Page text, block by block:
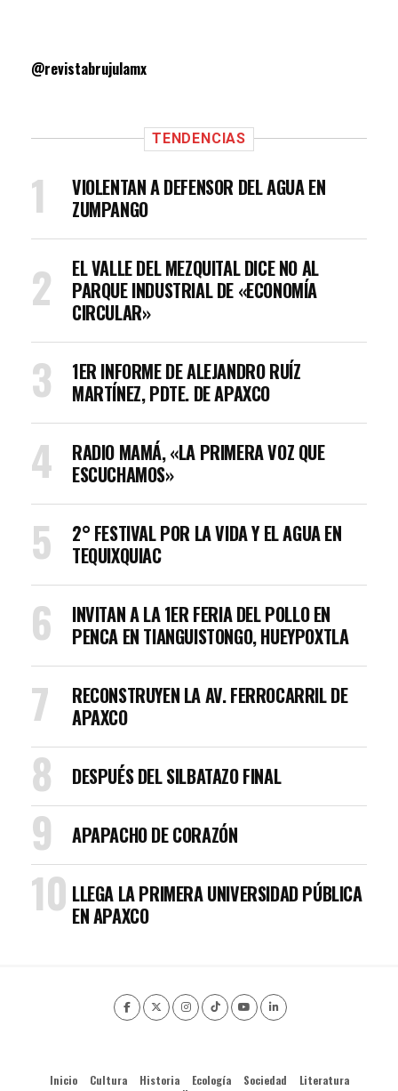
@revistabrujulamx
TENDENCIAS
VIOLENTAN A DEFENSOR DEL AGUA EN
ZUMPANGO
EL VALLE DEL MEZQUITAL DICE NO AL
PARQUE INDUSTRIAL DE «ECONOMÍA
CIRCULAR»
1ER INFORME DE ALEJANDRO RUÍZ
MARTÍNEZ, PDTE. DE APAXCO
RADIO MAMÁ, «LA PRIMERA VOZ QUE
ESCUCHAMOS»
2° FESTIVAL POR LA VIDA Y EL AGUA EN
TEQUIXQUIAC
INVITAN A LA 1ER FERIA DEL POLLO EN
PENCA EN TIANGUISTONGO, HUEYPOXTLA
RECONSTRUYEN LA AV. FERROCARRIL DE
APAXCO
DESPUÉS DEL SILBATAZO FINAL
APAPACHO DE CORAZÓN
LLEGA LA PRIMERA UNIVERSIDAD PÚBLICA
EN APAXCO
Inicio Cultura Historia Ecología Sociedad
Literatura